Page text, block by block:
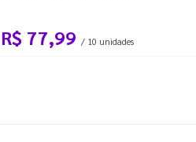
R$ 77,99 / 10 unidades